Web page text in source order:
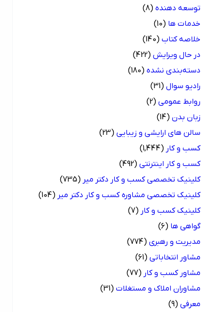
توسعه دهنده (8)
خدمات ها (10)
خلاصه کتاب (140)
در حال ویرایش (422)
دسته‌بندی نشده (180)
رادیو سوال (31)
روابط عمومی (2)
زبان بدن (14)
سالن های ارایشی و زیبایی (23)
کسب و کار (1,444)
کسب و کار اینترنتی (492)
کلینیک تخصصی کسب و کار دکتر میر (735)
کلینیک تخصصی مشاوره کسب و کار دکتر میر (104)
کلینیک کسب و کار (7)
گواهی ها (6)
مدیریت و رهبری (774)
مشاور انتخاباتی (61)
مشاور کسب و کار (77)
مشاوران املاک و مستغلات (31)
معرفی (9)